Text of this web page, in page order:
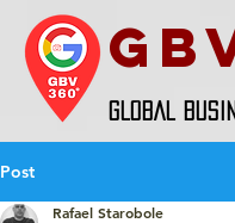
GLOBAL
Post
Rafael Starobole